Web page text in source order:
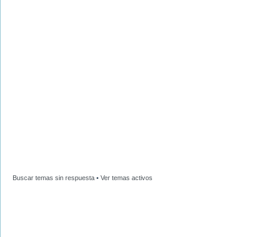
Buscar temas sin respuesta • Ver temas activos